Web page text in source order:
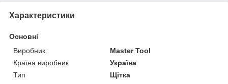
Характеристики
Основні
Виробник
Master Tool
Країна виробник
Україна
Тип
Щітка